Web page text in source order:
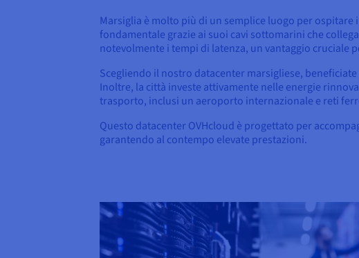
Marsiglia è molto più di un semplice luogo per
fondamentale grazie ai suoi cavi sottomarini che
notevolmente i tempi di latenza, un vantaggio cruciale
Scegliendo il nostro datacenter marsigliese,
Inoltre, la città investe attivamente nelle energie
trasporto, inclusi un aeroporto internazionale e reti
Questo datacenter OVHcloud è progettato per
garantendo al contempo elevate prestazioni.